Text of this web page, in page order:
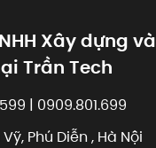
Xây dựng và
Trần Tech
| 0909.801.699
Phú Diễn , Hà Nội